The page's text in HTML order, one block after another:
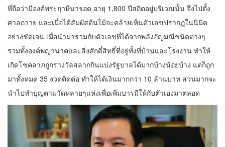
ที่ถือว่ามีองค์พระฤาษีนารอด อายุ 1,800 ปีสถิตอยู่บริเวณนั้น จึงไปตั้ง
ศาลถวาย และเมื่อได้สัมผัสต้นไม้จะคล้ายเห็นตัวเลขปรากฎในนิมิต
อย่างชัดเจน เมื่อนำมารวมกับตัวเลขที่ได้จากพลังอัญมณีชนิดต่างๆ
รวมทั้งองค์พญานาคและสิ่งศักดิ์สิทธิ์ที่อยู่ทั้งที่บ้านและโรงงาน ทำให้
เกิดโชคลาภถูกรางวัลสลากกินแบ่งรัฐบาลได้มากบ้างน้อยบ้าง แต่ก็ถูก
มาทั้งหมด 35 งวดติดต่อ ทำให้ได้เงินมากกว่า 10 ล้านบาท ส่วนมากจะ
นำไปทำบุญตามวัดหลายๆแห่งเพื่อเพิ่มบารมีให้กับตัวเองมาตลอด